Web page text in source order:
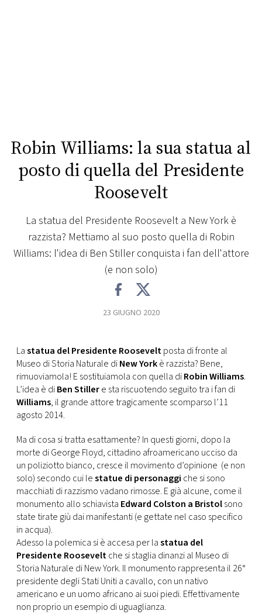
MONACO
RMC
Robin Williams: la sua statua al
posto di quella del Presidente
Roosevelt
La statua del Presidente Roosevelt a New York è
razzista? Mettiamo al suo posto quella di Robin
Williams: l'idea di Ben Stiller conquista i fan dell'attore
(e non solo)
23 GIUGNO 2020
Lastatua del Presidente Rooseveltposta di fronte al
Museo di Storia Naturale diNew Yorkè razzista? Bene,
rimuoviamola! E sostituiamola con quella diRobin Williams.
L’idea è diBen Stillere sta riscuotendo seguito tra i fan di
Williams, il grande attore tragicamente scomparso l’11
agosto 2014.
Ma di cosa si tratta esattamente? In questi giorni, dopo la
morte di George Floyd, cittadino afroamericano ucciso da
un poliziotto bianco, cresce il movimento d’opinione (e non
solo) secondo cui lestatue di personaggi che si sono
macchiati di razzismo vadano rimosse. E già alcune, come il
monumento allo schiavista Edward Colston a Bristolsono
state tirate giù dai manifestanti (e gettate nel caso specifico
in acqua).
Adesso la polemica si è accesa per lastatua del
Presidente Rooseveltche si staglia dinanzi al Museo di
Storia Naturale di New York. Il monumento rappresenta il 26°
presidente degli Stati Uniti a cavallo, con un nativo
americano e un uomo africano ai suoi piedi. Effettivamente
non proprio un esempio di uguaglianza.